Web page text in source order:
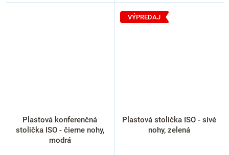
Plastová konferenčná
stolička ISO - čierne nohy,
modrá
VÝPREDAJ
Plastová stolička ISO - sivé
nohy, zelená